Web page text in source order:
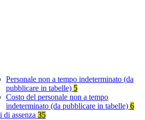
Personale non a tempo indeterminato (da
pubblicare in tabelle) 5
Costo del personale non a tempo
indeterminato (da pubblicare in tabelle) 6
di assenza 35